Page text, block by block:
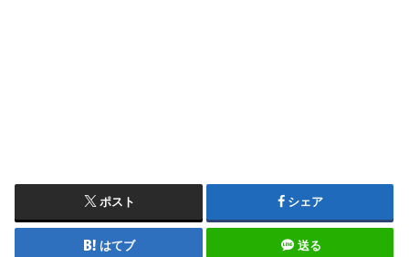
ポスト シェア
はてブ 送る